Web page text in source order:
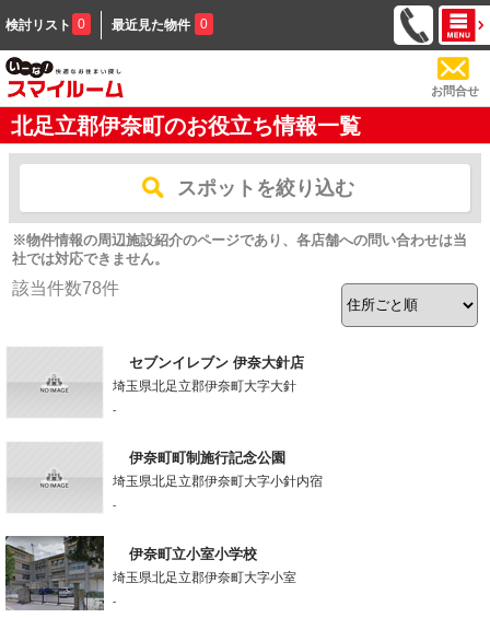
検討リスト 0 最近見た物件 0
お問合せ
北足立郡伊奈町のお役立ち情報一覧
スポットを絞り込む
※物件情報の周辺施設紹介のページであり、各店舗への問い合わせは当
社では対応できません。
該当件数78件
セブンイレブン 伊奈大針店
埼玉県北足立郡伊奈町大字大針
-
伊奈町町制施行記念公園
埼玉県北足立郡伊奈町大字小針内宿
-
伊奈町立小室小学校
埼玉県北足立郡伊奈町大字小室
-